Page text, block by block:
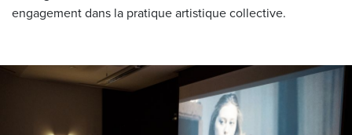
engagement dans la pratique artistique collective.